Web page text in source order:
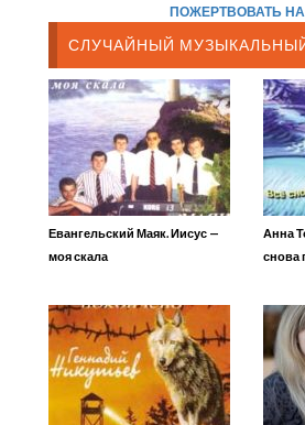
ПОЖЕРТВОВАТЬ
СЛУЧАЙНЫЙ
Евангельский Маяк. Иисус —
моя скала
Анна
снова